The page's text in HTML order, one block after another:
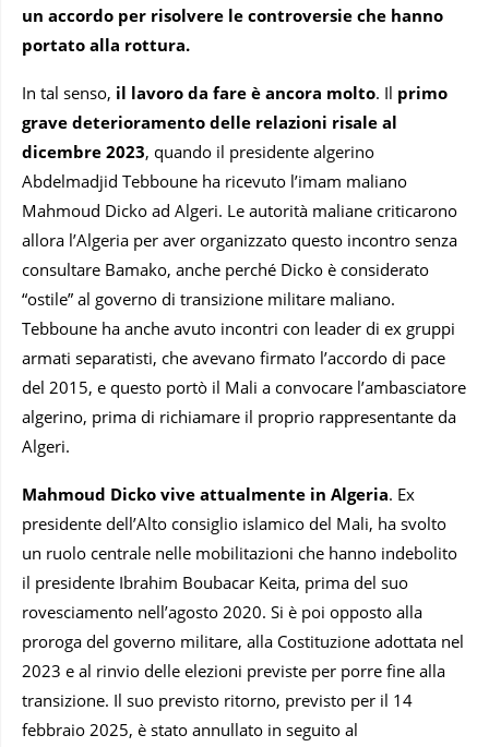
un accordo per risolvere le controversie che hanno
portato alla rottura.
In tal senso, il lavoro da fare è ancora molto. Il primo
grave deterioramento delle relazioni risale al
dicembre 2023, quando il presidente algerino
Abdelmadjid Tebboune ha ricevuto l’imam maliano
Mahmoud Dicko ad Algeri. Le autorità maliane criticarono
allora l’Algeria per aver organizzato questo incontro senza
consultare Bamako, anche perché Dicko è considerato
“ostile” al governo di transizione militare maliano.
Tebboune ha anche avuto incontri con leader di ex gruppi
armati separatisti, che avevano firmato l’accordo di pace
del 2015, e questo portò il Mali a convocare l’ambasciatore
algerino, prima di richiamare il proprio rappresentante da
Algeri.
Mahmoud Dicko vive attualmente in Algeria. Ex
presidente dell’Alto consiglio islamico del Mali, ha svolto
un ruolo centrale nelle mobilitazioni che hanno indebolito
il presidente Ibrahim Boubacar Keita, prima del suo
rovesciamento nell’agosto 2020. Si è poi opposto alla
proroga del governo militare, alla Costituzione adottata nel
2023 e al rinvio delle elezioni previste per porre fine alla
transizione. Il suo previsto ritorno, previsto per il 14
febbraio 2025, è stato annullato in seguito al